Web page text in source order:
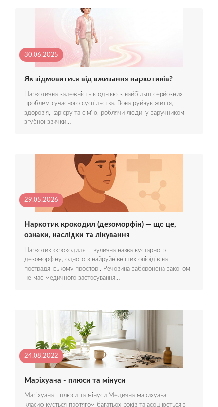
30.06.2025
Як відмовитися від вживання наркотиків?
Наркотична залежність є однією з найбільш серйозних
проблем сучасного суспільства. Вона руйнує життя,
здоров’я, кар’єру та сім’ю, роблячи людину заручником
згубної звички…
29.05.2026
Наркотик крокодил (дезоморфін) — що це,
ознаки, наслідки та лікування
Наркотик «крокодил» — вулична назва кустарного
дезоморфіну, одного з найруйнівніших опіоїдів на
пострадянському просторі. Речовина заборонена законом і
не має медичного застосування…
24.08.2022
Маріхуана - плюси та мінуси
Маріхуана - плюси та мінуси Медична марихуана
класифікується протягом багатьох років та асоціюється з